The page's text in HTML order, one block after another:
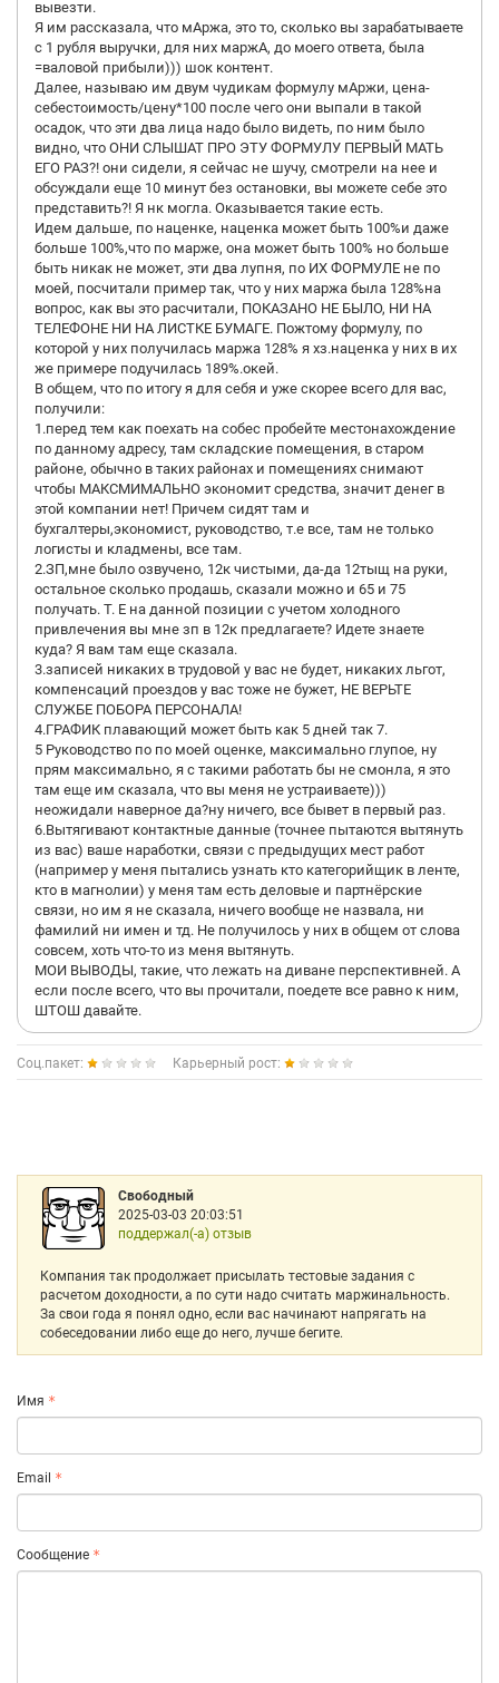
вывезти.
Я им рассказала, что мАржа, это то, сколько вы зарабатываете
с 1 рубля выручки, для них маржА, до моего ответа, была
=валовой прибыли))) шок контент.
Далее, называю им двум чудикам формулу мАржи, цена-
себестоимость/цену*100 после чего они выпали в такой
осадок, что эти два лица надо было видеть, по ним было
видно, что ОНИ СЛЫШАТ ПРО ЭТУ ФОРМУЛУ ПЕРВЫЙ МАТЬ
ЕГО РАЗ?! они сидели, я сейчас не шучу, смотрели на нее и
обсуждали еще 10 минут без остановки, вы можете себе это
представить?! Я нк могла. Оказывается такие есть.
Идем дальше, по наценке, наценка может быть 100%и даже
больше 100%,что по марже, она может быть 100% но больше
быть никак не может, эти два лупня, по ИХ ФОРМУЛЕ не по
моей, посчитали пример так, что у них маржа была 128%на
вопрос, как вы это расчитали, ПОКАЗАНО НЕ БЫЛО, НИ НА
ТЕЛЕФОНЕ НИ НА ЛИСТКЕ БУМАГЕ. Пожтому формулу, по
которой у них получилась маржа 128% я хз.наценка у них в их
же примере подучилась 189%.окей.
В общем, что по итогу я для себя и уже скорее всего для вас,
получили:
1.перед тем как поехать на собес пробейте местонахождение
по данному адресу, там складские помещения, в старом
районе, обычно в таких районах и помещениях снимают
чтобы МАКСМИМАЛЬНО экономит средства, значит денег в
этой компании нет! Причем сидят там и
бухгалтеры,экономист, руководство, т.е все, там не только
логисты и кладмены, все там.
2.ЗП,мне было озвучено, 12к чистыми, да-да 12тыщ на руки,
остальное сколько продашь, сказали можно и 65 и 75
получать. Т. Е на данной позиции с учетом холодного
привлечения вы мне зп в 12к предлагаете? Идете знаете
куда? Я вам там еще сказала.
3.записей никаких в трудовой у вас не будет, никаких льгот,
компенсаций проездов у вас тоже не бужет, НЕ ВЕРЬТЕ
СЛУЖБЕ ПОБОРА ПЕРСОНАЛА!
4.ГРАФИК плавающий может быть как 5 дней так 7.
5 Руководство по по моей оценке, максимально глупое, ну
прям максимально, я с такими работать бы не смонла, я это
там еще им сказала, что вы меня не устраиваете)))
неожидали наверное да?ну ничего, все бывет в первый раз.
6.Вытягивают контактные данные (точнее пытаются вытянуть
из вас) ваше наработки, связи с предыдущих мест работ
(например у меня пытались узнать кто категорийщик в ленте,
кто в магнолии) у меня там есть деловые и партнёрские
связи, но им я не сказала, ничего вообще не назвала, ни
фамилий ни имен и тд. Не получилось у них в общем от слова
совсем, хоть что-то из меня вытянуть.
МОИ ВЫВОДЫ, такие, что лежать на диване перспективней. А
если после всего, что вы прочитали, поедете все равно к ним,
ШТОШ давайте.
Соц.пакет: Карьерный рост:
Свободный
2025-03-03 20:03:51
поддержал(-а) отзыв
Компания так продолжает присылать тестовые задания с
расчетом доходности, а по сути надо считать маржинальность.
За свои года я понял одно, если вас начинают напрягать на
собеседовании либо еще до него, лучше бегите.
Имя
Email
Сообщение